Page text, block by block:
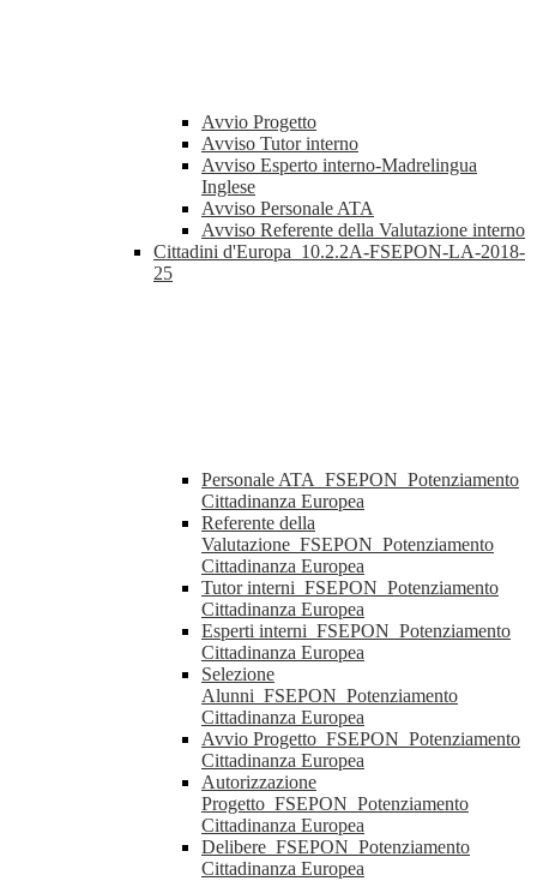
Avvio Progetto
Avviso Tutor interno
Avviso Esperto interno-Madrelingua
Inglese
Avviso Personale ATA
Avviso Referente della Valutazione interno
Cittadini d'Europa_10.2.2A-FSEPON-LA-2018-
25
Personale ATA_FSEPON_Potenziamento
Cittadinanza Europea
Referente della
Valutazione_FSEPON_Potenziamento
Cittadinanza Europea
Tutor interni_FSEPON_Potenziamento
Cittadinanza Europea
Esperti interni_FSEPON_Potenziamento
Cittadinanza Europea
Selezione
Alunni_FSEPON_Potenziamento
Cittadinanza Europea
Avvio Progetto_FSEPON_Potenziamento
Cittadinanza Europea
Autorizzazione
Progetto_FSEPON_Potenziamento
Cittadinanza Europea
Delibere_FSEPON_Potenziamento
Cittadinanza Europea